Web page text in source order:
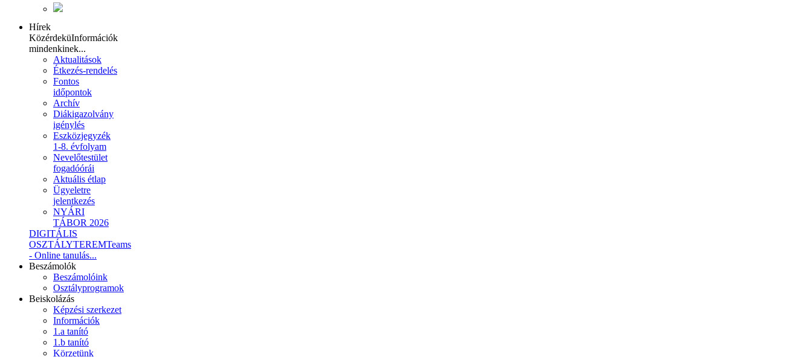
Hírek
KözérdeküInformációk
mindenkinek...
Aktualitások
Étkezés-rendelés
Fontos
időpontok
Archív
Diákigazolvány
igénylés
Eszközjegyzék
1-8. évfolyam
Nevelőtestület
fogadóórái
Aktuális étlap
Ügyeletre
jelentkezés
NYÁRI
TÁBOR 2026
DIGITÁLIS
OSZTÁLYTEREMTeams
- Online tanulás...
Beszámolók
Beszámolóink
Osztályprogramok
Beiskolázás
Képzési szerkezet
Információk
1.a tanító
1.b tanító
Körzetünk